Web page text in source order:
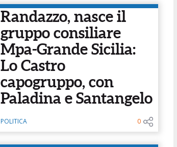
Randazzo, nasce il
gruppo consiliare
Mpa-Grande Sicilia:
Lo Castro
capogruppo, con
Paladina e Santangelo
POLITICA 0